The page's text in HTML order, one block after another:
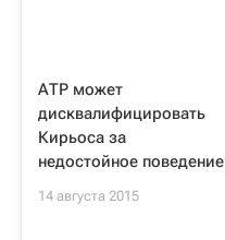
АТР может
дисквалифицировать
Кирьоса за
недостойное поведение
14 августа 2015